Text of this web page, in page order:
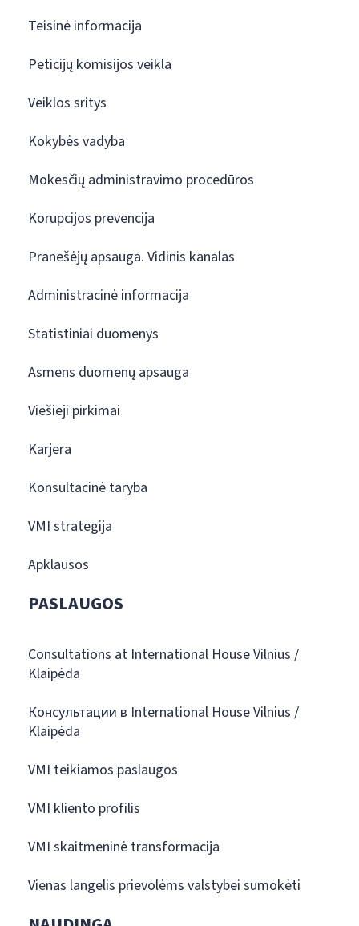
Teisinė informacija
Peticijų komisijos veikla
Veiklos sritys
Kokybės vadyba
Mokesčių administravimo procedūros
Korupcijos prevencija
Pranešėjų apsauga. Vidinis kanalas
Administracinė informacija
Statistiniai duomenys
Asmens duomenų apsauga
Viešieji pirkimai
Karjera
Konsultacinė taryba
VMI strategija
Apklausos
PASLAUGOS
Consultations at International House Vilnius /
Klaipėda
Консультации в International House Vilnius /
Klaipėda
VMI teikiamos paslaugos
VMI kliento profilis
VMI skaitmeninė transformacija
Vienas langelis prievolėms valstybei sumokėti